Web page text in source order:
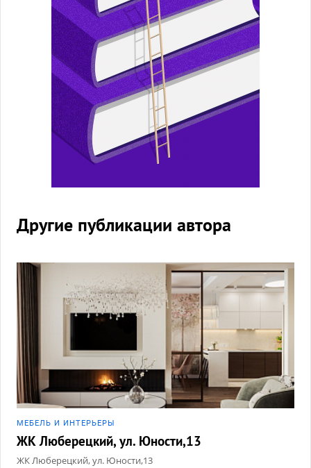
Другие публикации автора
МЕБЕЛЬ И ИНТЕРЬЕРЫ
ЖК Люберецкий, ул. Юности,13
ЖК Люберецкий, ул. Юности,13